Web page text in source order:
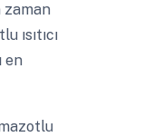
zaman
ısıtıcı
en